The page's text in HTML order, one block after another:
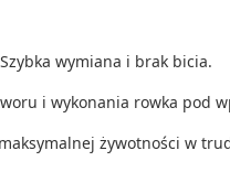
wymiana i brak bicia.
i wykonania rowka pod
żywotności w